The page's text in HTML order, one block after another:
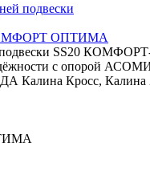
подвески
ОПТИМА
подвески SS20
с опорой
Калина Кросс, Калина